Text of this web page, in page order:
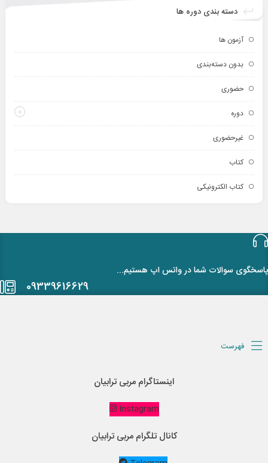
دسته بندی دوره ها
آزمون ها
بدون دسته‌بندی
حضوری
دوره
غیرحضوری
کتاب
کتاب الکترونیکی
پاسخگوی سوالات شما در واتس اپ هستیم...
09339616629
فهرست
اینستاگرام مربی ترابیان
Instagram
کانال تلگرام مربی ترابیان